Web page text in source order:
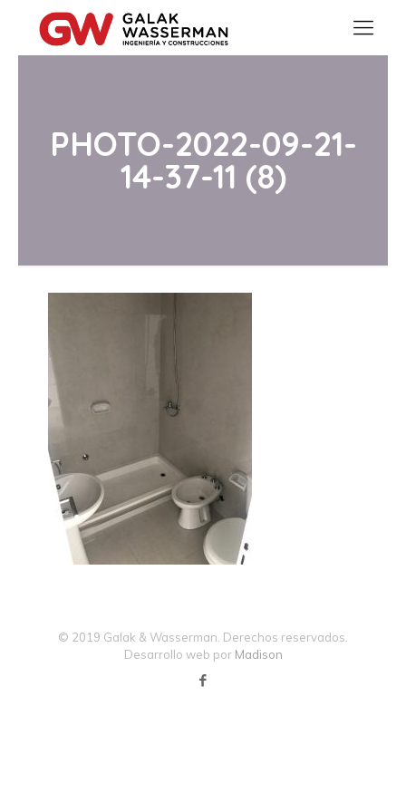
PHOTO-2022-09-21-
14-37-11 (8)
© 2019 Galak & Wasserman. Derechos reservados.
Desarrollo web por Madison